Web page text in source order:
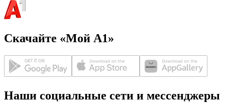
Скачайте «Мой А1»
Наши социальные сети и мессенджеры